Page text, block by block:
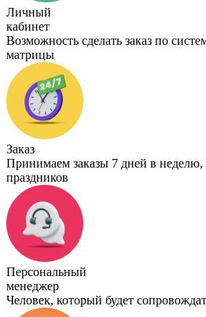
Личный
кабинет
Возможность сделать заказ по
матрицы
Заказ
Принимаем заказы 7 дней в
праздников
Персональный
менеджер
Человек, который будет